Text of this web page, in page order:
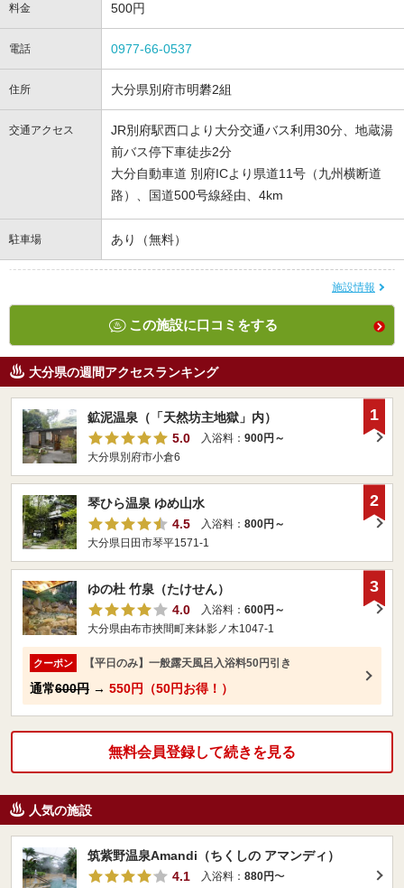
料金 500円
電話 0977-66-0537
住所 大分県別府市明礬2組
交通アクセス
JR別府駅西口より大分交通バス利用30分、地蔵湯
前バス停下車徒歩2分
大分自動車道 別府ICより県道11号（九州横断道
路）、国道500号線経由、4km
駐車場 あり（無料）
施設情報
この施設に口コミをする
大分県の週間アクセスランキング
鉱泥温泉（「天然坊主地獄」内）
5.0
入浴料： 900円～
大分県別府市小倉6
1
琴ひら温泉 ゆめ山水
4.5
入浴料： 800円～
大分県日田市琴平1571-1
2
ゆの杜 竹泉（たけせん）
4.0
入浴料： 600円～
大分県由布市挾間町来鉢影ノ木1047-1
クーポン 【平日のみ】一般露天風呂入浴料50円引き
通常600円 → 550円（50円お得！）
3
無料会員登録して続きを見る
人気の施設
筑紫野温泉Amandi（ちくしの アマンディ）
4.1
入浴料： 880円〜